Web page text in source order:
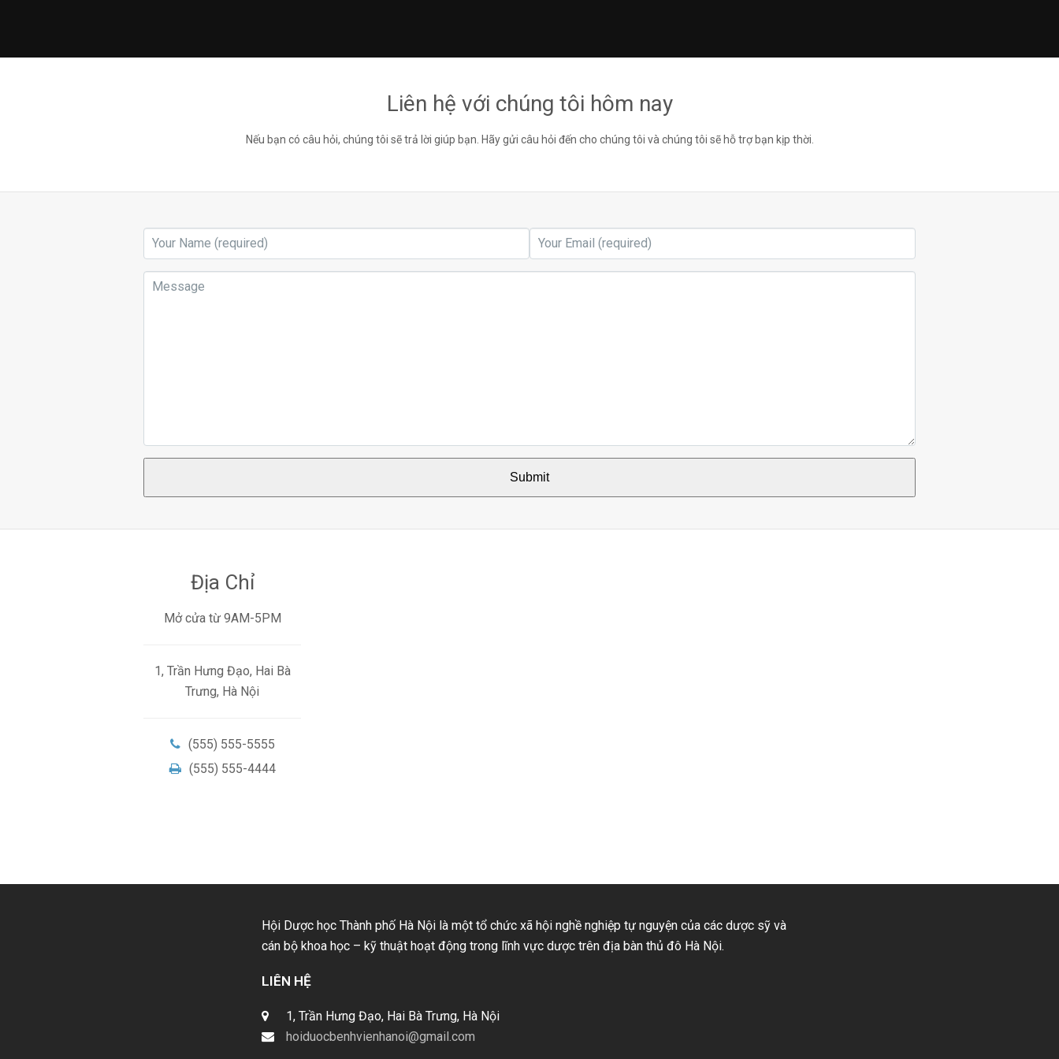
Liên hệ với chúng tôi hôm nay
Nếu bạn có câu hỏi, chúng tôi sẽ trả lời giúp bạn. Hãy gửi câu hỏi đến cho chúng tôi và chúng tôi sẽ hỗ trợ bạn kịp thời.
Your
Name
(required)
Your
Email
Message
Submit
Địa Chỉ
Mở cửa từ 9AM-5PM
1, Trần Hưng Đạo, Hai Bà
Trưng, Hà Nội
(555) 555-5555
(555) 555-4444
Hội Dược học Thành phố Hà Nội là một tổ chức xã hội nghề nghiệp tự nguyện của các dược sỹ và
cán bộ khoa học – kỹ thuật hoạt động trong lĩnh vực dược trên địa bàn thủ đô Hà Nội.
LIÊN HỆ
1, Trần Hưng Đạo, Hai Bà Trưng, Hà Nội
hoiduocbenhvienhanoi@gmail.com